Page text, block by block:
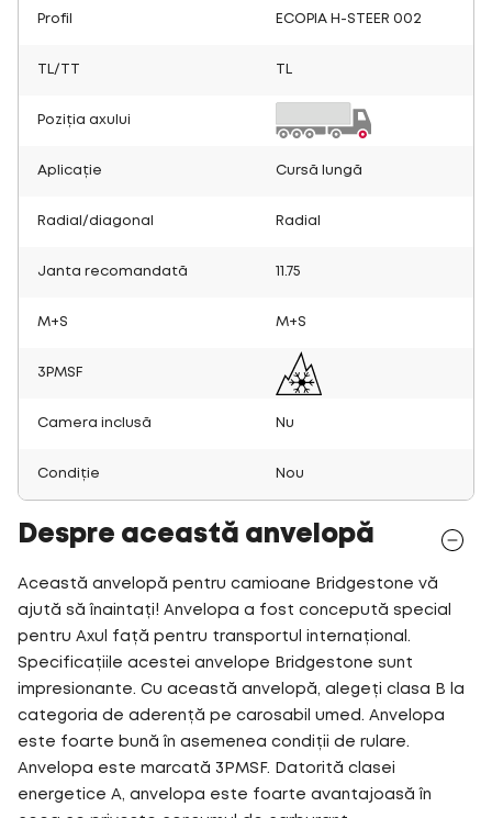
Profil ECOPIA H-STEER 002
TL/TT
Poziția axului
Aplicație Cursă lungă
Radial/diagonal Radial
Janta recomandată 11.75
M+S M+S
3PMSF
Camera inclusă Nu
Condiție Nou
Despre această anvelopă
Această anvelopă pentru camioane Bridgestone vă
ajută să înaintați! Anvelopa a fost concepută special
pentru Axul față pentru transportul internațional.
Specificațiile acestei anvelope Bridgestone sunt
impresionante. Cu această anvelopă, alegeți clasa B la
categoria de aderență pe carosabil umed. Anvelopa
este foarte bună în asemenea condiții de rulare.
Anvelopa este marcată 3PMSF. Datorită clasei
energetice A, anvelopa este foarte avantajoasă în